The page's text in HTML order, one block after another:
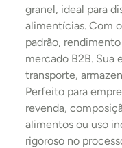
granel, ideal para
alimentícias. Com
padrão,
mercado B2B. Sua
transporte,
Perfeito para
revenda,
alimentos ou uso
rigoroso no